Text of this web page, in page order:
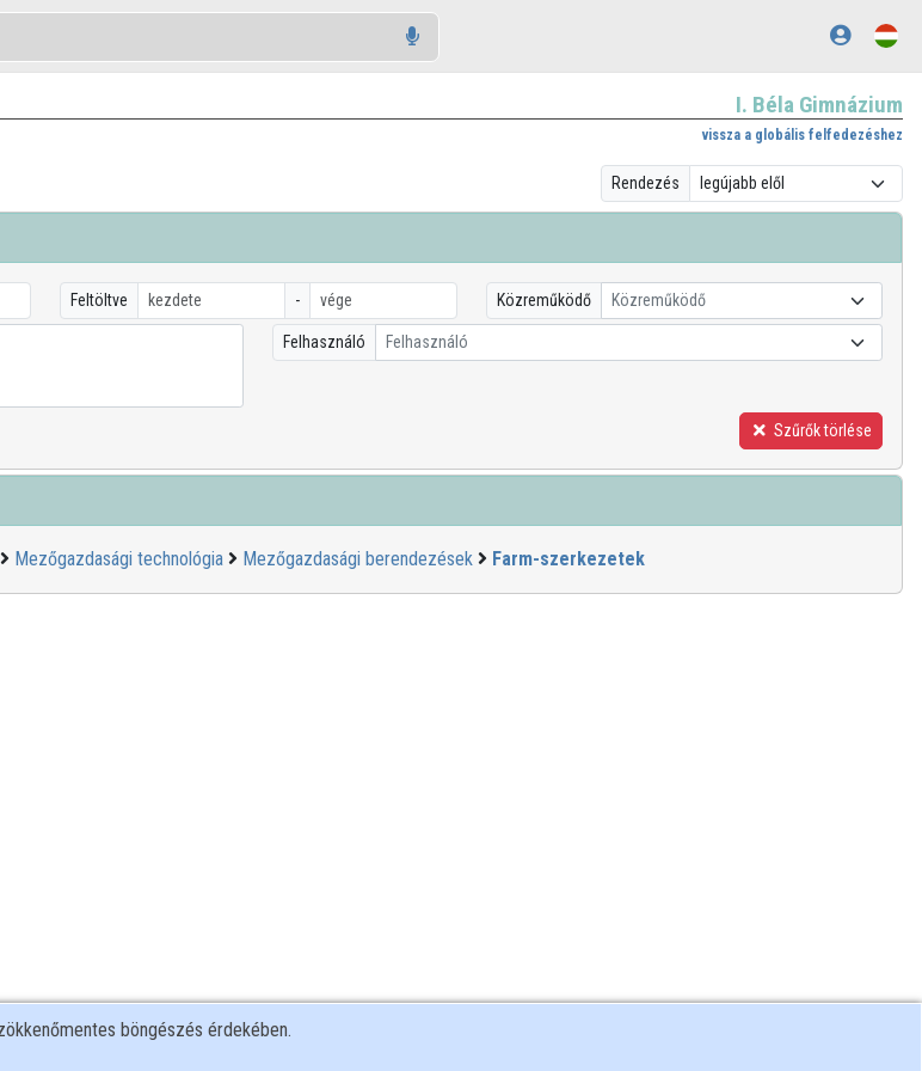
I. Béla Gimnázium
vissza a globális felfedezéshez
Rendezés
Feltöltve - Közreműködő Közreműködő
Felhasználó Felhasználó
Szűrők törlése
Mezőgazdasági technológia Mezőgazdasági berendezések Farm-szerkezetek
böngészés érdekében.